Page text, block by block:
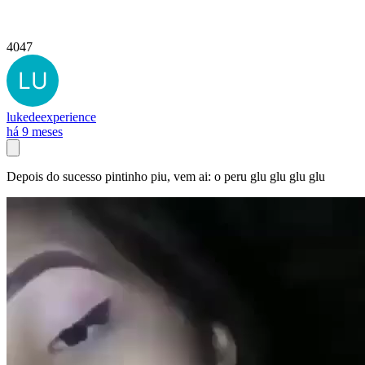
4047
lukedeexperience
há 9 meses
Depois do sucesso pintinho piu, vem ai: o peru glu glu glu glu